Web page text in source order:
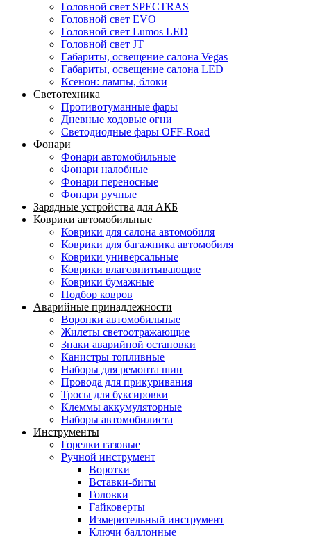
Головной свет SPECTRAS
Головной свет EVO
Головной свет Lumos LED
Головной свет JT
Габариты, освещение салона Vegas
Габариты, освещение салона LED
Ксенон: лампы, блоки
Светотехника
Противотуманные фары
Дневные ходовые огни
Светодиодные фары OFF-Road
Фонари
Фонари автомобильные
Фонари налобные
Фонари переносные
Фонари ручные
Зарядные устройства для АКБ
Коврики автомобильные
Коврики для салона автомобиля
Коврики для багажника автомобиля
Коврики универсальные
Коврики влаговпитывающие
Коврики бумажные
Подбор ковров
Аварийные принадлежности
Воронки автомобильные
Жилеты светоотражающие
Знаки аварийной остановки
Канистры топливные
Наборы для ремонта шин
Провода для прикуривания
Тросы для буксировки
Клеммы аккумуляторные
Наборы автомобилиста
Инструменты
Горелки газовые
Ручной инструмент
Воротки
Вставки-биты
Головки
Гайковерты
Измерительный инструмент
Ключи баллонные